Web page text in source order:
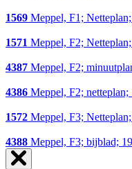
1569 Meppel, F1;
1571 Meppel, F2;
4387 Meppel, F2;
4386 Meppel, F2; netteplan;
1572 Meppel, F3;
4388 Meppel, F3; bijblad;